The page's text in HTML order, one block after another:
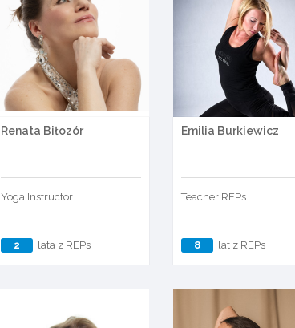
Renata Biłozór
Yoga Instructor
2 lata z REPs
Emilia Burkiewicz
Teacher REPs
8 lat z REPs